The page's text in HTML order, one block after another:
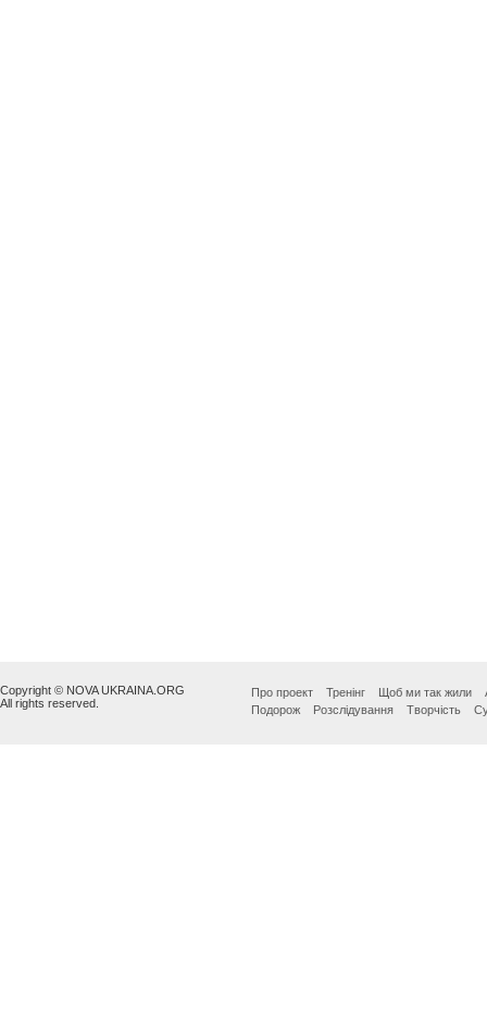
Copyright © NOVA UKRAINA.ORG
All rights reserved.
Про проект Тренінг Щоб ми так жили
Подорож
Розслідування Творчість